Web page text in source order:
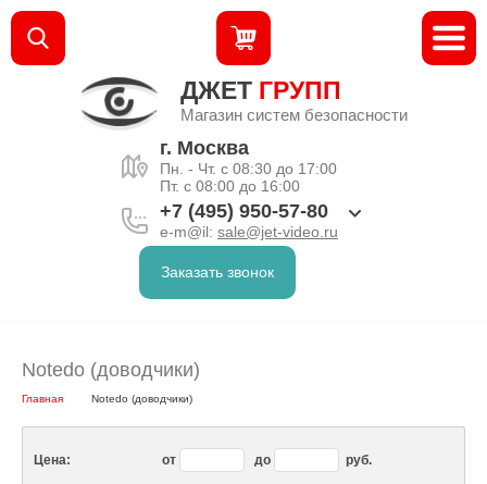
ДЖЕТ ГРУПП
Магазин систем безопасности
г. Москва
Пн. - Чт. с 08:30 до 17:00
Пт. с 08:00 до 16:00
+7 (495) 950-57-80
e-m@il: sale@jet-video.ru
Заказать звонок
Notedo (доводчики)
Главная Notedo (доводчики)
Цена: от до руб.